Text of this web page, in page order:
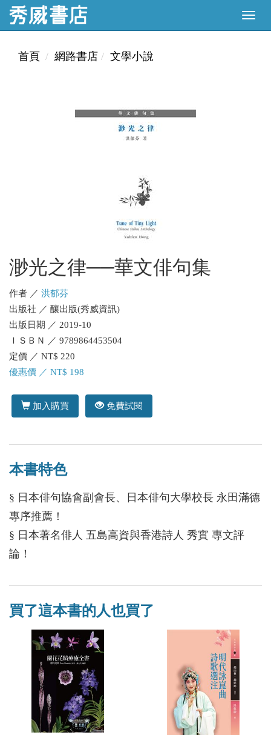
首頁 網路書店 文學小說
渺光之律──華文俳句集
作者 ／ 洪郁芬
出版社 ／ 釀出版(秀威資訊)
出版日期 ／ 2019-10
ＩＳＢＮ ／ 9789864453504
定價 ／ NT$ 220
優惠價 ／ NT$ 198
加入購買 免費試閱
本書特色
§ 日本俳句協會副會長、日本俳句大學校長 永田滿德
專序推薦！
§ 日本著名俳人 五島高資與香港詩人 秀實 專文評
論！
買了這本書的人也買了